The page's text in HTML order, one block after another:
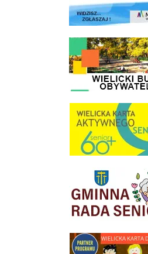
link do strony - Wielicki
link do strony Wielicka
link do strony Gminnej
link do strony - Wielicka